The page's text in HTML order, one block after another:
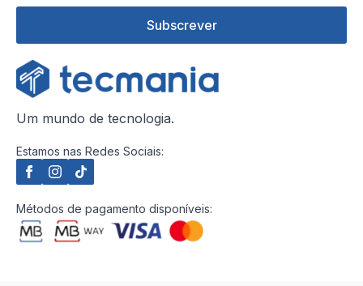
Subscrever
Um mundo de tecnologia.
Estamos nas Redes Sociais:
Métodos de pagamento disponíveis: